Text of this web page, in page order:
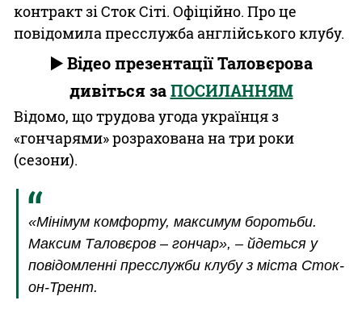
контракт зі Сток Сіті. Офіційно. Про це
повідомила пресслужба англійського клубу.
▶️ Відео презентації Таловєрова
дивіться заПОСИЛАННЯМ
Відомо, що трудова угода українця з
«гончарями» розрахована на три роки
(сезони).
«Мінімум комфорту, максимум боротьби.
Максим Таловєров – гончар», – йдеться у
повідомленні пресслужби клубу з міста Сток-
он-Трент.